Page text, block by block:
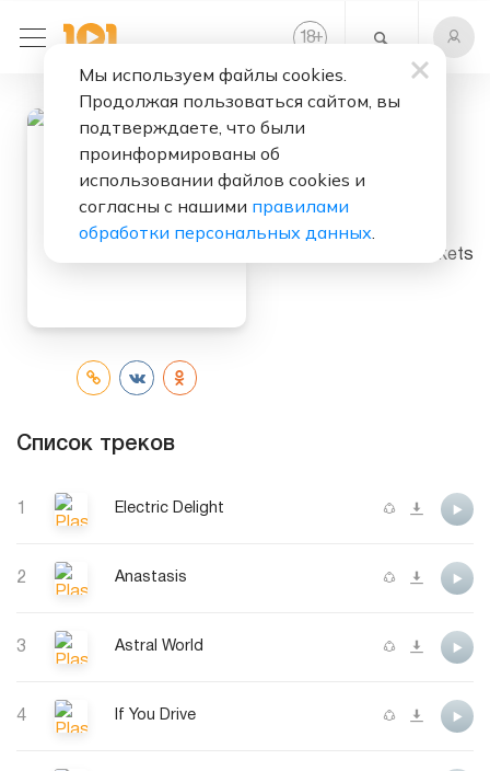
18+
Слушать бесплатно
Plasteroïd
Rockets
Список треков
1 Electric Delight
2 Anastasis
3 Astral World
4 If You Drive
Мы используем файлы cookies.
Продолжая пользоваться сайтом, вы
подтверждаете, что были
проинформированы об
использовании файлов cookies и
согласны с нашими правилами
обработки персональных данных.